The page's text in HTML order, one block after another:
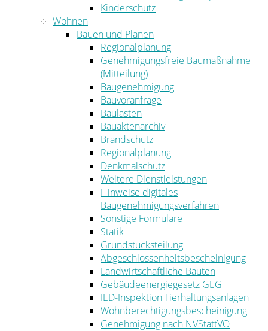
Kinderschutz
Wohnen
Bauen und Planen
Regionalplanung
Genehmigungsfreie Baumaßnahme
(Mitteilung)
Baugenehmigung
Bauvoranfrage
Baulasten
Bauaktenarchiv
Brandschutz
Regionalplanung
Denkmalschutz
Weitere Dienstleistungen
Hinweise digitales
Baugenehmigungsverfahren
Sonstige Formulare
Statik
Grundstücksteilung
Abgeschlossenheitsbescheinigung
Landwirtschaftliche Bauten
Gebäudeenergiegesetz GEG
IED-Inspektion Tierhaltungsanlagen
Wohnberechtigungsbescheinigung
Genehmigung nach NVStättVO